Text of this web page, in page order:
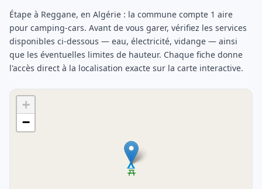
Étape à Reggane, en Algérie : la commune compte 1 aire
pour camping-cars. Avant de vous garer, vérifiez les services
disponibles ci-dessous — eau, électricité, vidange — ainsi
que les éventuelles limites de hauteur. Chaque fiche donne
l'accès direct à la localisation exacte sur la carte interactive.
+
−